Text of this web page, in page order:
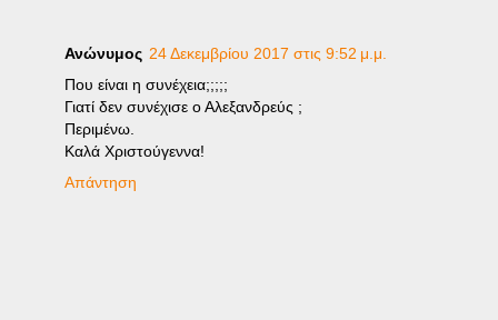
Ανώνυμος 24 Δεκεμβρίου 2017 στις 9:52 μ.μ.
Που είναι η συνέχεια;;;;;
Γιατί δεν συνέχισε ο Αλεξανδρεύς ;
Περιμένω.
Καλά Χριστούγεννα!
Απάντηση